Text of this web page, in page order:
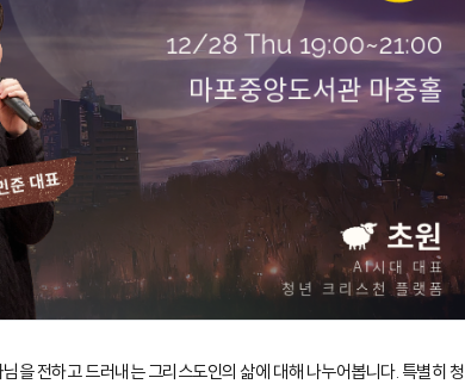
을 전하고 드러내는 그리스도인의 삶에 대해 나누어봅니다. 특별히 청